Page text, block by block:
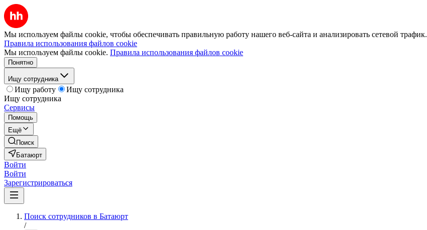
Мы используем файлы cookie, чтобы обеспечивать правильную работу нашего веб-сайта и анализировать сетевой трафик.
Правила использования файлов cookie
Мы используем файлы cookie. Правила использования файлов cookie
Понятно
Ищу сотрудника
Ищу работу
Ищу сотрудника
Ищу сотрудника
Сервисы
Помощь
Ещё
Поиск
Батаюрт
Войти
Войти
Зарегистрироваться
Поиск сотрудников в Батаюрт
/